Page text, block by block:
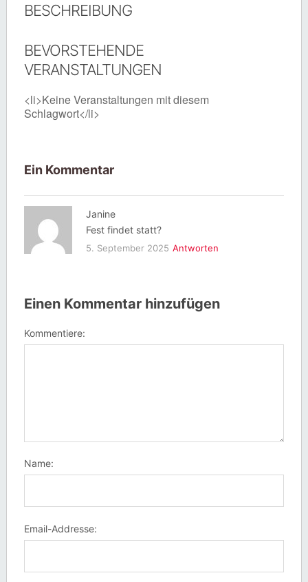
BESCHREIBUNG
BEVORSTEHENDE
VERANSTALTUNGEN
<li>Keine Veranstaltungen mit diesem
Schlagwort</li>
Ein Kommentar
Janine
Fest findet statt?
5. September 2025 Antworten
Einen Kommentar hinzufügen
Kommentiere:
Name:
Email-Addresse: